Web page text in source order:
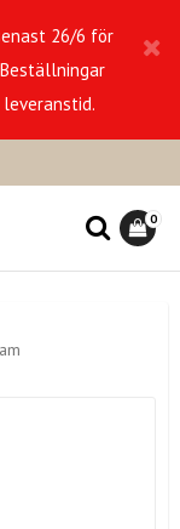
26/6 för
0